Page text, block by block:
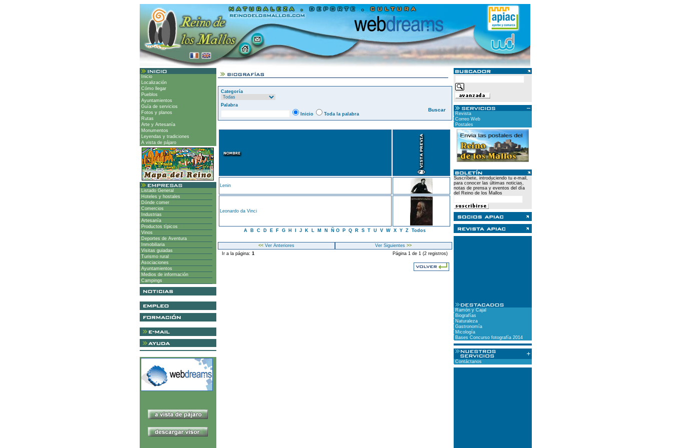
Inicio
Localización
Cómo llegar
Pueblos
Ayuntamientos
Guía de servicios
Fotos y planos
Rutas
Arte y Artesanía
Monumentos
Leyendas y tradiciones
A vista de pájaro
Listado General
Hoteles y hostales
Dónde comer
Comercios
Industrias
Artesanía
Productos típicos
Vinos
Deportes de Aventura
Inmobiliaria
Visitas guiadas
Turismo rural
Asociaciones
Ayuntamientos
Medios de información
Campings
Categoría
Palabra
Inicio
Toda la palabra
Lenin
Leonardo da Vinci
A B C D E F G H J K L M N Ñ O P Q R S T U V W X Y Z Todos
<<Ver Anteriores Ver Siguientes >>
Ir a la página: 1 Página 1 de 1 (2 registros)
Revista
Correo Web
Postales
Suscríbete, introduciendo tu e-mail,
para conocer las últimas noticias,
notas de prensa y eventos del día
del Reino de los Mallos
Ramón y Cajal
Biografías
Naturaleza
Gastronomía
Micología
Bases Concurso fotografía 2014
Contáctanos